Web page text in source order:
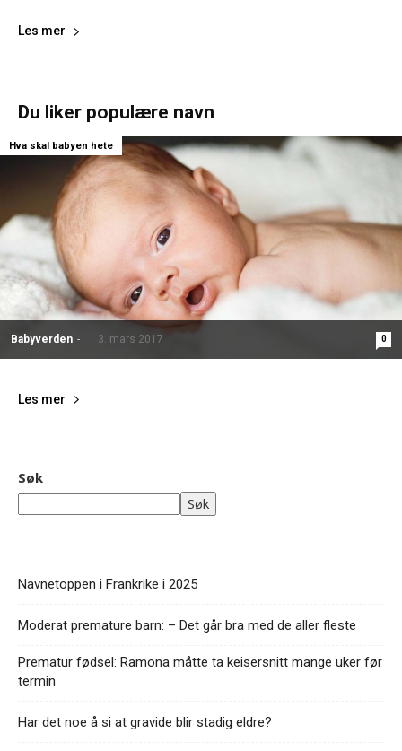
Les mer
Du liker populære navn
Babyverden - 3. mars 2017 0
Hva skal babyen hete
Les mer
Søk
Søk
Navnetoppen i Frankrike i 2025
Moderat premature barn: – Det går bra med de aller fleste
Prematur fødsel: Ramona måtte ta keisersnitt mange uker før
termin
Har det noe å si at gravide blir stadig eldre?